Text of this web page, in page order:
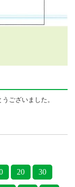
ございました。
20 30